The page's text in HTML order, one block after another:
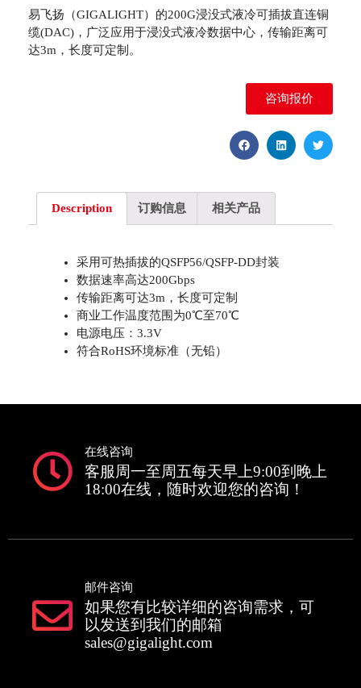
易飞扬（GIGALIGHT）的200G浸没式液冷可插拔直连铜
缆(DAC)，广泛应用于浸没式液冷数据中心，传输距离可
达3m，长度可定制。
咨询报价
Description 订购信息 相关产品
采用可热插拔的QSFP56/QSFP-DD封装
数据速率高达200Gbps
传输距离可达3m，长度可定制
商业工作温度范围为0℃至70℃
电源电压：3.3V
符合RoHS环境标准（无铅）
在线咨询
客服周一至周五每天早上9:00到晚上
18:00在线，随时欢迎您的咨询！
邮件咨询
如果您有比较详细的咨询需求，可
以发送到我们的邮箱
sales@gigalight.com